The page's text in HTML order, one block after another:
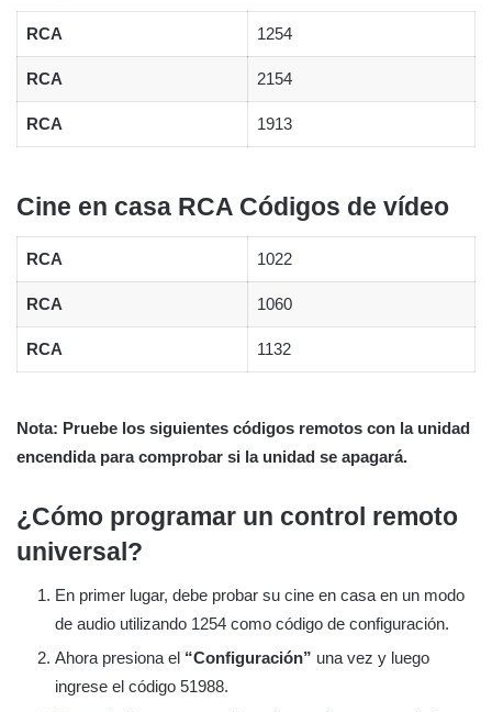
RCA 1254
RCA 2154
RCA 1913
Cine en casa RCA Códigos de vídeo
RCA 1022
RCA 1060
RCA 1132
Nota: Pruebe los siguientes códigos remotos con la unidad
encendida para comprobar si la unidad se apagará.
¿Cómo programar un control remoto
universal?
En primer lugar, debe probar su cine en casa en un modo
de audio utilizando 1254 como código de configuración.
Ahora presiona el “Configuración” una vez y luego
ingrese el código 51988.